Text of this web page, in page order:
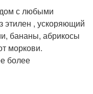
с любыми
этилен , ускоряющий
бананы, абрикосы
моркови.
более